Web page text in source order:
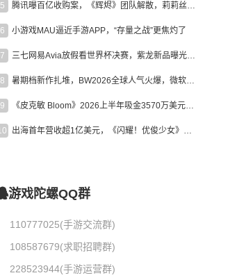
5 腾讯曝百亿收购案，《辉烬》团队解散，莉莉丝新作曝光｜陀螺周报
6 小游戏MAU逼近手游APP，“存量之战”更焦灼了
7 三七网易Avia放假看世界杯决赛，紫龙新品曝光，米哈游新作上线 | 陀螺周报
8 暑期档新作扎堆，BW2026全球人气火爆，微软XBOX大裁员|陀螺周报
9 《皮克敏 Bloom》2026上半年吸金3570万美元，中国台湾成最大市场
出海首年营收超1亿美元，《闪耀！优俊少女》美国市场占比达七成
游戏陀螺QQ群
110777025(手游交流群)
108587679(求职招聘群)
228523944(手游运营群)